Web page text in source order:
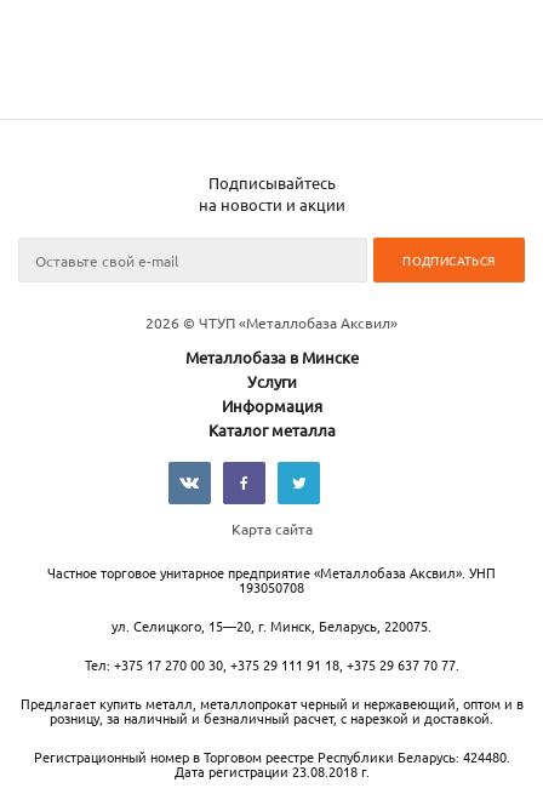
Подписывайтесь
на новости и акции
2026 © ЧТУП «Металлобаза Аксвил»
Металлобаза в Минске
Услуги
Информация
Каталог металла
Карта сайта
Частное торговое унитарное предприятие «Металлобаза Аксвил». УНП
193050708
ул. Селицкого, 15—20 г. Минск Беларусь, 220075.
Тел: +375 17 270 00 30, +375 29 111 91 18, +375 29 637 70 77.
Предлагает купить металл, металлопрокат черный и нержавеющий, оптом и в
розницу, за наличный и безналичный расчет, с нарезкой и доставкой.
Регистрационный номер в Торговом реестре Республики Беларусь: 424480.
Дата регистрации 23.08.2018 г.